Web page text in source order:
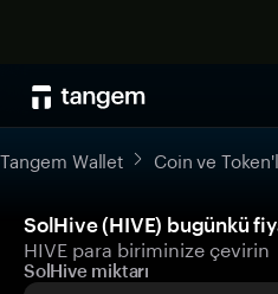
Tangem Wallet Coin ve
SolHive (HIVE) bugünkü
HIVE para biriminize çevirin
SolHive miktarı